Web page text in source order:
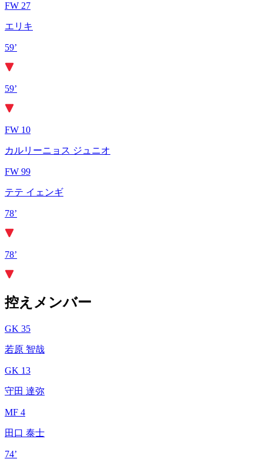
FW 27
エリキ
59’
59’
FW 10
カルリーニョス ジュニオ
FW 99
テテ イェンギ
78’
78’
控えメンバー
GK 35
若原 智哉
GK 13
守田 達弥
MF 4
田口 泰士
74’